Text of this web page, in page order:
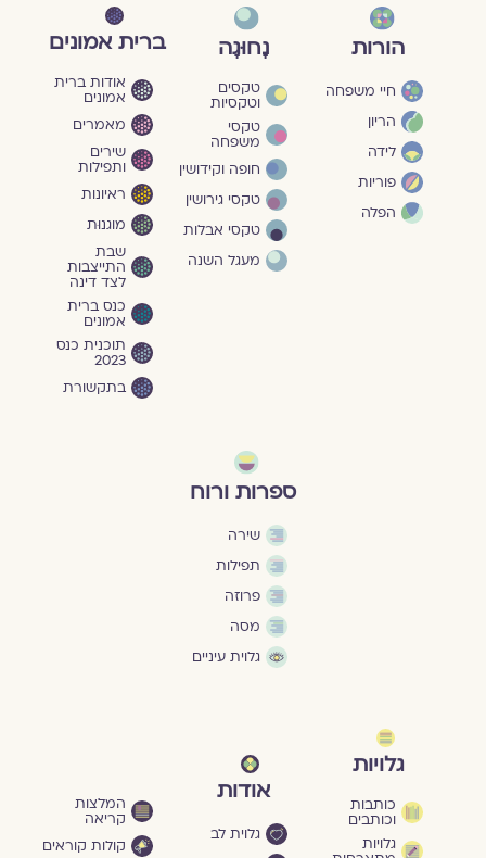
הורות
חיי משפחה
הריון
לידה
פוריות
הפלה
נָחוּגָה
טקסים
וטקסיות
טקסי
משפחה
חופה וקידושין
טקסי גירושין
טקסי אבלות
מעגל השנה
ברית אמונים
אודות ברית
אמונים
מאמרים
שירים
ותפילות
ראיונות
מוגנוּת
שבת
התייצבות
לצד דינה
כנס ברית
אמונים
תוכנית כנס
2023
בתקשורת
ספרות ורוח
שירה
תפילות
פרוזה
מסה
גלוית עיניים
גלויות
כותבות
וכותבים
גלויות
אודות
גלוית לב
המלצות
קריאה
קולות קוראים